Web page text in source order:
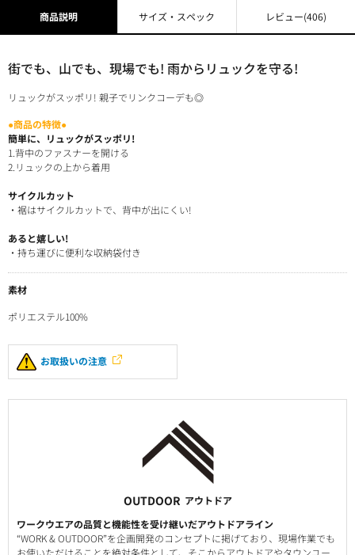
商品説明
街でも、山でも、現場でも! 雨からリュックを守る!
リュックがスッポリ! 親子でリンクコーデも◎
●商品の特徴●
簡単に、リュックがスッポリ!
1.背中のファスナーを開ける
2.リュックの上から着用
サイクルカット
・裾はサイクルカットで、背中が出にくい!
あると嬉しい!
・持ち運びに便利な収納袋付き
素材
ポリエステル100%
お取扱いの注意
OUTDOOR アウトドア
ワークウエアの品質と機能性を受け継いだアウトドアライン
“WORK & OUTDOOR”を企画開発のコンセプトに掲げており、現場作業でも
お使いただけることを絶対条件として、そこからアウトドアやタウンユー
サイズ・スペック レビュー(406)